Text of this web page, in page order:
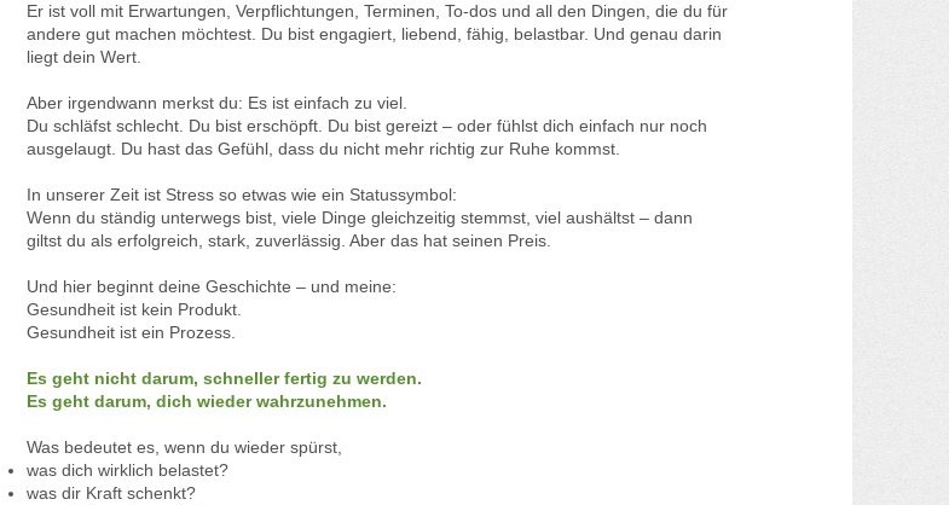
Er ist voll mit Erwartungen, Verpflichtungen, Terminen, To-dos und all den Dingen, die du für
andere gut machen möchtest. Du bist engagiert, liebend, fähig, belastbar. Und genau darin
liegt dein Wert.
Aber irgendwann merkst du: Es ist einfach zu viel.
Du schläfst schlecht. Du bist erschöpft. Du bist gereizt – oder fühlst dich einfach nur noch
ausgelaugt. Du hast das Gefühl, dass du nicht mehr richtig zur Ruhe kommst.
In unserer Zeit ist Stress so etwas wie ein Statussymbol:
Wenn du ständig unterwegs bist, viele Dinge gleichzeitig stemmst, viel aushältst – dann
giltst du als erfolgreich, stark, zuverlässig. Aber das hat seinen Preis.
Und hier beginnt deine Geschichte – und meine:
Gesundheit ist kein Produkt.
Gesundheit ist ein Prozess.
​Es geht nicht darum, schneller fertig zu werden.
Es geht darum, dich wieder wahrzunehmen.
Was bedeutet es, wenn du wieder spürst,
was dich wirklich belastet?
was dir Kraft schenkt?